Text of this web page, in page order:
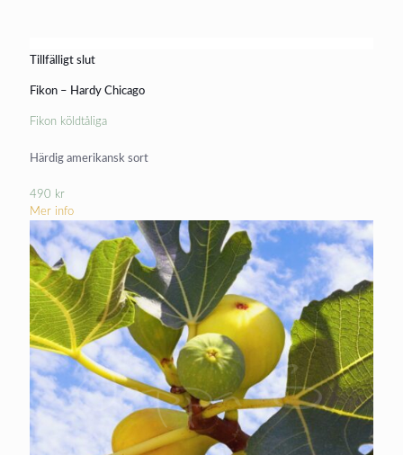
Tillfälligt slut
Fikon – Hardy Chicago
Fikon köldtåliga
Härdig amerikansk sort
490 kr
Mer info